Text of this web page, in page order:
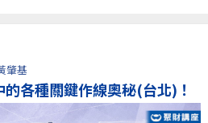
肇基
各種關鍵作線奧秘(台北)！